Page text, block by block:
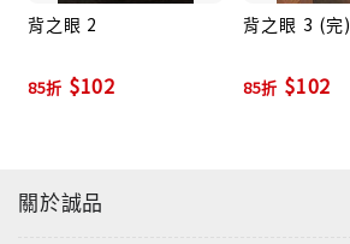
背之眼 2
85折 $102
背之眼 3 (完)
85折 $102
關於誠品